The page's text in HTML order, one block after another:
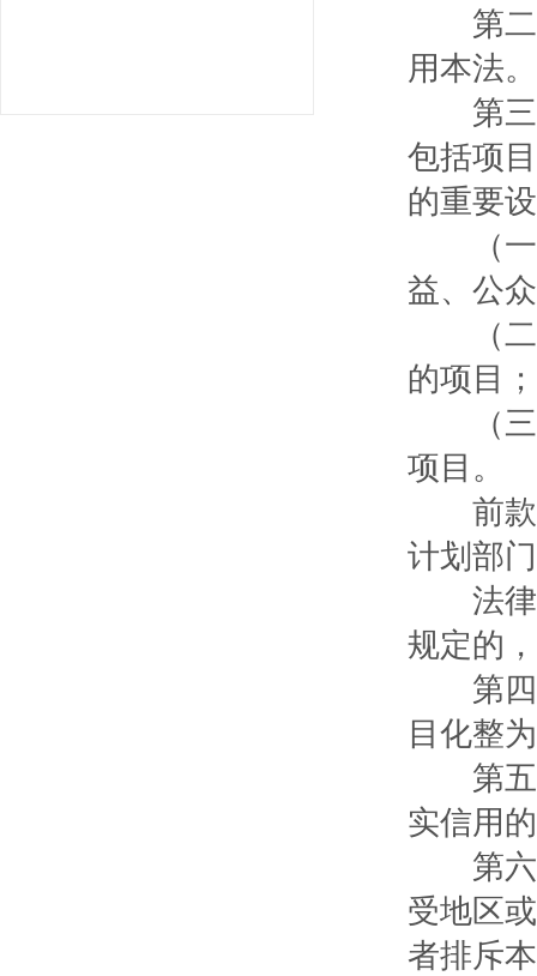
第二
用本法。
第三
包括项
的重要
（一
益、公
（二
的项目；
（三
项目。
前款
计划部
法律
规定的
第四
目化整
第五
实信用
第六
受地区
者排斥